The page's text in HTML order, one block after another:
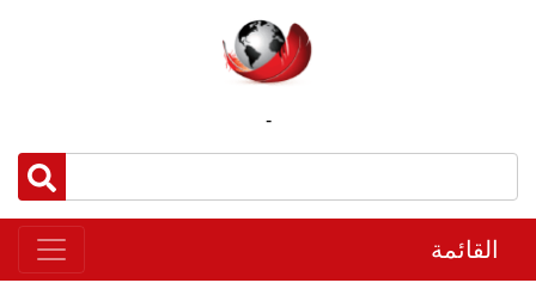
-
القائمة